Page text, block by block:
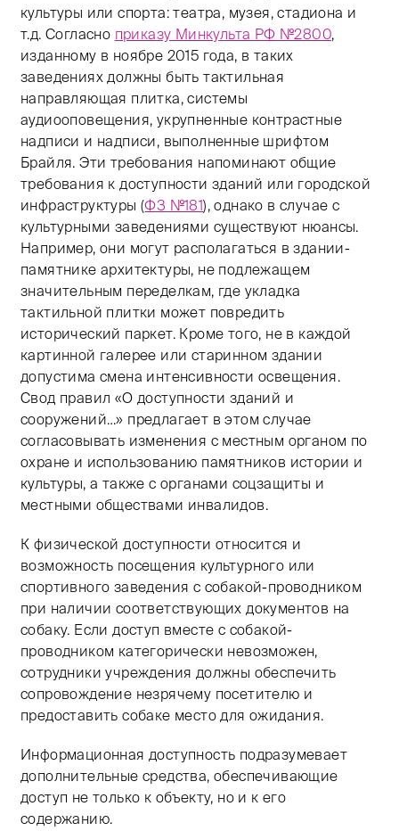
культуры или спорта: театра, музея, стадиона и
т.д. Согласно приказу Минкульта РФ №2800,
изданному в ноябре 2015 года, в таких
заведениях должны быть тактильная
направляющая плитка, системы
аудиооповещения, укрупненные контрастные
надписи и надписи, выполненные шрифтом
Брайля. Эти требования напоминают общие
требования к доступности зданий или городской
инфраструктуры (ФЗ №181), однако в случае с
культурными заведениями существуют нюансы.
Например, они могут располагаться в здании-
памятнике архитектуры, не подлежащем
значительным переделкам, где укладка
тактильной плитки может повредить
исторический паркет. Кроме того, не в каждой
картинной галерее или старинном здании
допустима смена интенсивности освещения.
Свод правил «О доступности зданий и
сооружений…» предлагает в этом случае
согласовывать изменения с местным органом по
охране и использованию памятников истории и
культуры, а также с органами соцзащиты и
местными обществами инвалидов.
К физической доступности относится и
возможность посещения культурного или
спортивного заведения с собакой-проводником
при наличии соответствующих документов на
собаку. Если доступ вместе с собакой-
проводником категорически невозможен,
сотрудники учреждения должны обеспечить
сопровождение незрячему посетителю и
предоставить собаке место для ожидания.
Информационная доступность подразумевает
дополнительные средства, обеспечивающие
доступ не только к объекту, но и к его
содержанию.